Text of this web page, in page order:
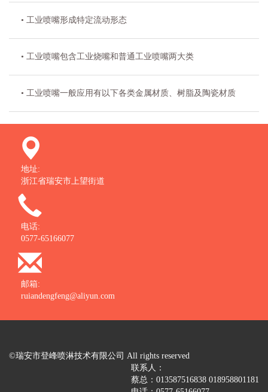
• 工业喷嘴形成特定流动形态
• 工业喷嘴包含工业烧嘴和普通工业喷嘴两大类
• 工业喷嘴一般应用有以下各类金属材质、树脂及陶瓷材质
地址:
浙江省瑞安市上望街道
电话:
0577-65166077
邮箱:
ruiandengfeng@aliyun.com
©瑞安市登峰喷淋技术有限公司 All rights reserved
联系人：
蔡总：013587516838 018958801181